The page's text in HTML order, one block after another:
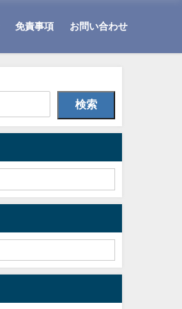
免責事項 お問い合わせ
検索